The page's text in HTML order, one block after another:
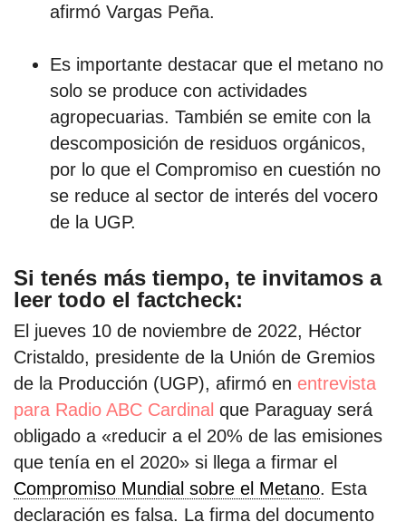
afirmó Vargas Peña.
Es importante destacar que el metano no
solo se produce con actividades
agropecuarias. También se emite con la
descomposición de residuos orgánicos,
por lo que el Compromiso en cuestión no
se reduce al sector de interés del vocero
de la UGP.
Si tenés más tiempo, te invitamos a
leer todo el factcheck:
El jueves 10 de noviembre de 2022, Héctor
Cristaldo, presidente de la Unión de Gremios
de la Producción (UGP), afirmó en entrevista
para Radio ABC Cardinal que Paraguay será
obligado a «reducir a el 20% de las emisiones
que tenía en el 2020» si llega a firmar el
Compromiso Mundial sobre el Metano. Esta
declaración es falsa. La firma del documento